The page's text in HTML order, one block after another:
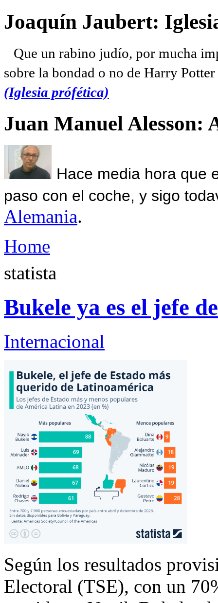
Joaquín Jaubert:
Que un rabino judío, por mucha
sobre la bondad o no de Harry
(Iglesia prófética)
Juan Manuel Alesson:
Hace media hora que
paso con el coche, y sigo
Alemania.
Home
statista
Bukele ya es el jefe
Internacional
Según los resultados
Electoral (TSE), con un